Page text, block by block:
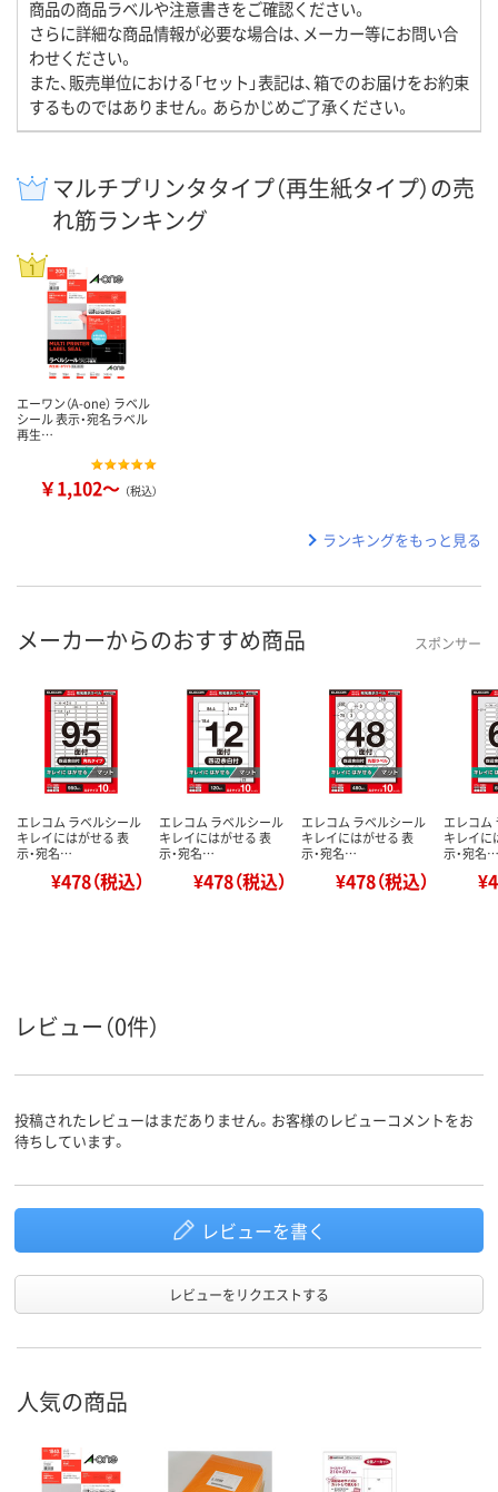
商品の商品ラベルや注意書きをご確認ください。
さらに詳細な商品情報が必要な場合は、メーカー等にお問い合
わせください。
また、販売単位における「セット」表記は、箱でのお届けをお約束
するものではありません。あらかじめご了承ください。
マルチプリンタタイプ（再生紙タイプ）の売
れ筋ランキング
エーワン（A-one） ラベル
シール 表示・宛名ラベル
再生…
￥1,102～ （税込）
ランキングをもっと見る
メーカーからのおすすめ商品 スポンサー
エレコム ラベルシール
キレイにはがせる 表
示・宛名…
¥478（税込）
エレコム ラベルシール
キレイにはがせる 表
示・宛名…
¥478（税込）
エレコム ラベルシール
キレイにはがせる 表
示・宛名…
¥478（税込）
エレコム
キレイに
示・宛名…
レビュー（0件）
投稿されたレビューはまだありません。お客様のレビューコメントをお
待ちしています。
レビューを書く
レビューをリクエストする
人気の商品